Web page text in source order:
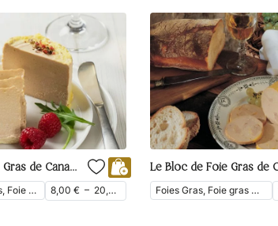
Le Bloc de Foie Gras de Canard du Périgord
Bloc de foie gras, Foie Gras de Canard 8,00 € – 20,60 Foies Gras, Foie gras mi-cuit, Bloc de foie gras, Foie Gras de Canard